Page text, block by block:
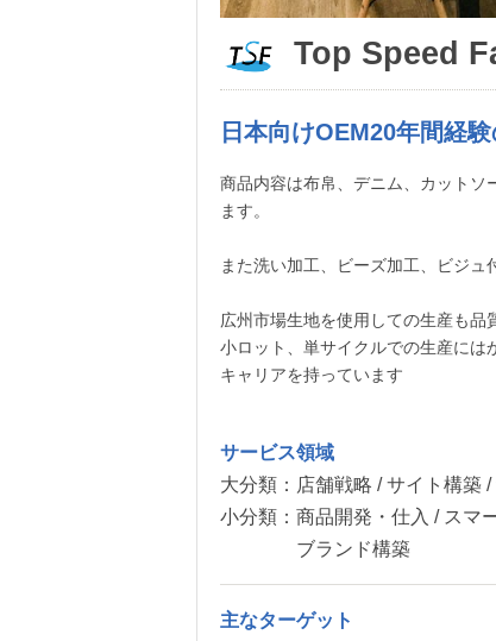
Top Speed
日本向けOEM20年間経
商品内容は布帛、デニム、カットソ
ます。
また洗い加工、ビーズ加工、ビジュ
広州市場生地を使用しての生産も品
小ロット、単サイクルでの生産には
キャリアを持っています
サービス領域
大分類： 店舗戦略 / サイト構築 /
小分類： 商品開発・仕入 / スマ
ブランド構築
主なターゲット